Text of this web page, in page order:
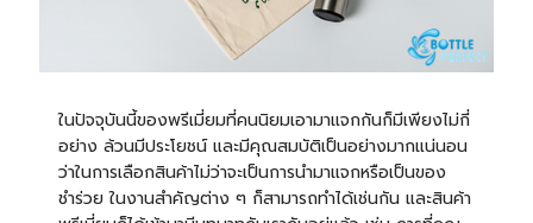
ในปัจจุบันนี้ของพรีเมี่ยมที่คนนิยมเอามาแจกกันก็มีเพียงไม่กี่
อย่าง ล้วนมีประโยชน์ และมีคุณสมบัติเป็นอย่างมากแน่นอน
ว่าในการเลือกสินค้าไม่ว่าจะเป็นการนำมาแจกหรือเป็นของ
ชำร่วย ในงานสำคัญต่าง ๆ ก็สามารถทำได้เช่นกัน และสินค้า